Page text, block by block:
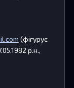
(фігурує
р.н.,